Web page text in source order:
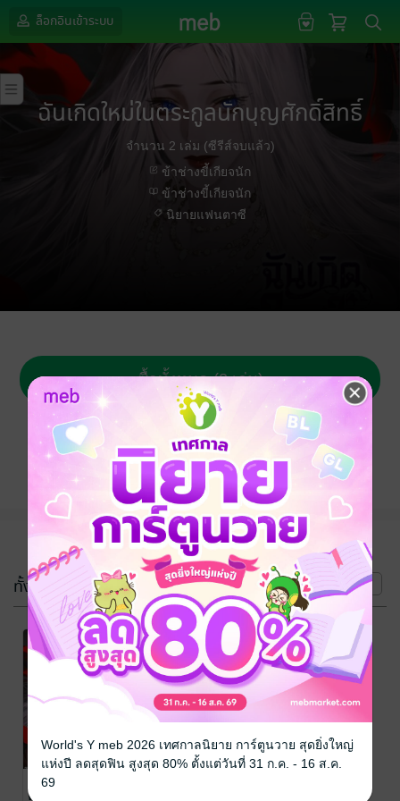
ล็อกอินเข้าระบบ
ฉันเกิดใหม่ในตระกูลนักบุญศักดิ์สิทธิ์
จำนวน 2 เล่ม (ซีรีส์จบแล้ว)
ข้าช่างขี้เกียจนัก
ข้าช่างขี้เกียจนัก
นิยายแฟนตาซี
ซื้อทั้งหมด (2 เล่ม)
ติดตาม แชร์
ทั้งหมด (2 เล่ม) หน้าที่ 1
ฉันเกิดใหม่ใน
ตระกูลนักบุญ
World's Y meb 2026 เทศกาลนิยาย การ์ตูนวาย สุดยิ่งใหญ่
แห่งปี ลดสุดฟิน สูงสุด 80% ตั้งแต่วันที่ 31 ก.ค. - 16 ส.ค.
69